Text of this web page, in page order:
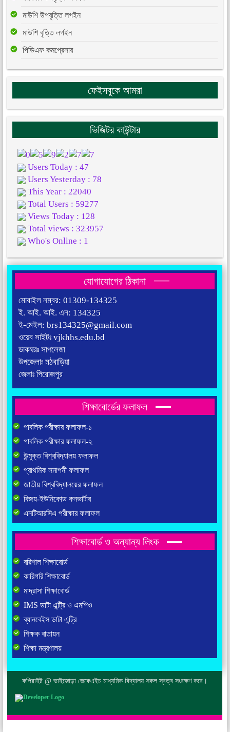
মাউশি উপবৃত্তি লগইন
মাউশি বৃত্তি লগইন
পিডিএফ কমপ্রেসার
ফেইসবুকে আমরা
ভিজিটর কাউন্টার
Users Today : 47
Users Yesterday : 78
This Year : 22040
Total Users : 59277
Views Today : 128
Total views : 323957
Who's Online : 1
যোগাযোগের ঠিকানা
মোবাইল নম্বর: 01309-134325
ই. আই. আই. এন: 134325
ই-মেইল: brs134325@gmail.com
ওয়েব সাইটঃ vjkhhs.edu.bd
ডাকঘরঃ সাপলেজা
উপজেলাঃ মঠবাড়িয়া
জেলাঃ পিরোজপুর
শিক্ষাবোর্ডের ফলাফল
পাবলিক পরীক্ষার ফলাফল-১
পাবলিক পরীক্ষার ফলাফল-২
উন্মুক্ত বিশ্ববিদ্যালয় ফলাফল
প্রাথমিক সমাপনী ফলাফল
জাতীয় বিশ্ববিদ্যালয়ের ফলাফল
বিজয়-ইউনিকোড কনভার্টার
এনটিআরসিএ পরীক্ষার ফলাফল
শিক্ষাবোর্ড ও অন্যান্য লিংক
বরিশাল শিক্ষাবোর্ড
কারিগরি শিক্ষাবোর্ড
মাদ্রাসা শিক্ষাবোর্ড
IMS ডাটা এন্ট্রি ও এমপিও
ব্যানবেইস ডাটা এন্ট্রি
শিক্ষক বাতায়ন
শিক্ষা মন্ত্রণালয়
কপিরাইট @ ভাইজোড়া জেকেএইচ মাধ্যমিক বিদ্যালয় সকল স্বত্ব সংরক্ষণ করে।